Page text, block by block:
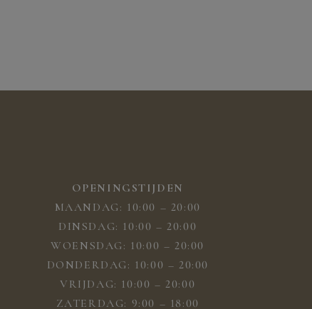
OPENINGSTIJDEN
MAANDAG: 10:00 – 20:00
DINSDAG: 10:00 – 20:00
WOENSDAG: 10:00 – 20:00
DONDERDAG: 10:00 – 20:00
VRIJDAG: 10:00 – 20:00
ZATERDAG: 9:00 – 18:00